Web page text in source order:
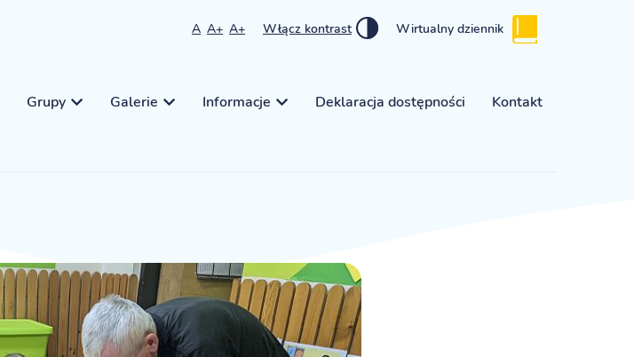
A A+ A+ Włącz kontrast Wirtualny dziennik
Grupy Galerie Informacje Deklaracja dostępności Kontakt